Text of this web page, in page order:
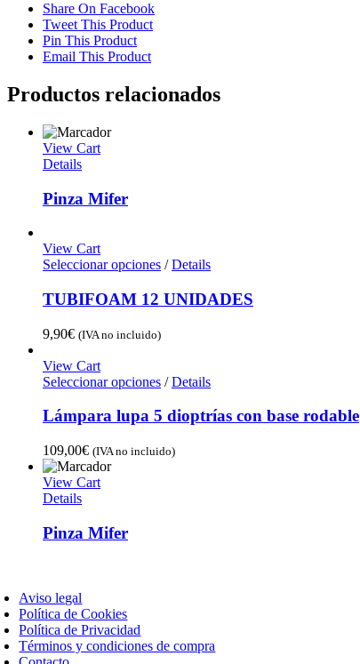
Share On Facebook
Tweet This Product
Pin This Product
Email This Product
Productos relacionados
View Cart
Details
Pinza Mifer
View Cart
Seleccionar opciones / Details
TUBIFOAM 12 UNIDADES
9,90€ (IVA no incluido)
View Cart
Seleccionar opciones / Details
Lámpara lupa 5 dioptrías con base rodable
109,00€ (IVA no incluido)
View Cart
Details
Pinza Mifer
Aviso legal
Política de Cookies
Política de Privacidad
Términos y condiciones de compra